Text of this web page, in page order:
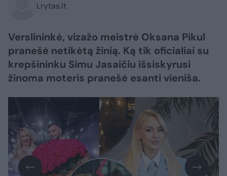
Lrytas.lt
Verslininkė, vizažo meistrė Oksana Pikul
pranešė netikėtą žinią. Ką tik oficialiai su
krepšininku Simu Jasaičiu išsiskyrusi
žinoma moteris pranešė esanti vieniša.